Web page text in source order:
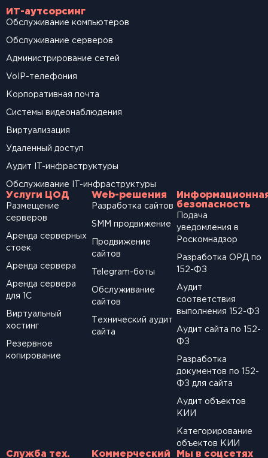
ИТ-аутсорсинг
Обслуживание компьютеров
Обслуживание серверов
Администрирование сетей
VoIP-телефония
Корпоративная почта
Системы видеонаблюдения
Виртуализация
Удаленный доступ
Аудит IT-инфраструктуры
Обслуживание IT-инфраструктуры
Услуги ЦОД
Размещение
серверов
Аренда серверных
стоек
Аренда сервера
Аренда сервера
для 1С
Виртуальный
хостинг
Резервное
копирование
Web-решения
Разработка сайтов
SМM продвижение
Продвижение
сайтов
Telegram-боты
Обслуживание
сайтов
Технический аудит
сайта
безопасность
Подача
уведомления в
Роскомнадзор
Разработка ОРД по
152-ФЗ
Аудит
соответствия
выполнения 152-ФЗ
Аудит сайта по 152-
ФЗ
Разработка
документов по 152-
ФЗ для сайта
Аудит объектов
КИИ
Категорирование
объектов КИИ
Служба тех. Коммерческий Мы в соцсетях